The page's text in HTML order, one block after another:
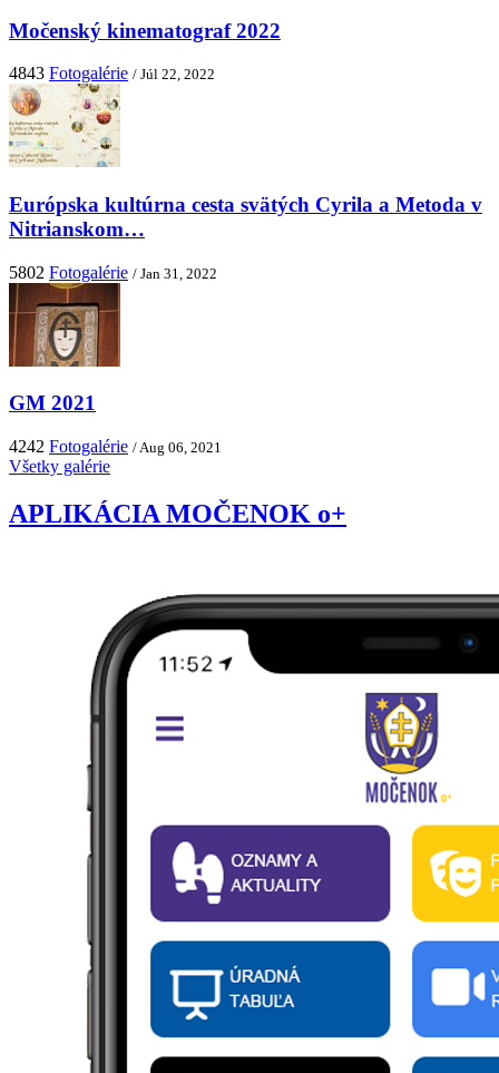
Močenský kinematograf 2022
4843 Fotogalérie / Júl 22, 2022
Európska kultúrna cesta svätých Cyrila a Metoda v
Nitrianskom…
5802 Fotogalérie / Jan 31, 2022
GM 2021
4242 Fotogalérie / Aug 06, 2021
Všetky galérie
APLIKÁCIA MOČENOK o+